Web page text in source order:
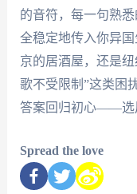
的音符，每一句熟
全稳定地传入你异
京的居酒屋，还是
歌不受限制”这类困
答案回归初心——选
Spread the love